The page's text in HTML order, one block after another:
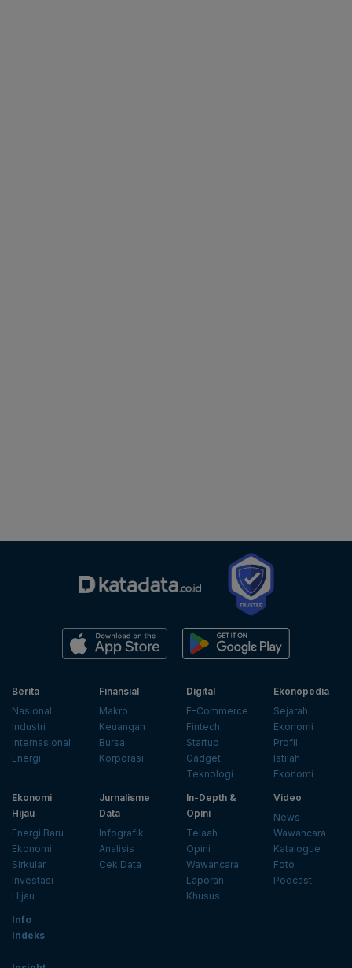
Berita
Nasional
Industri
Internasional
Energi
Finansial
Makro
Keuangan
Bursa
Korporasi
Digital
E-Commerce
Fintech
Startup
Gadget
Teknologi
Ekonopedia
Sejarah
Ekonomi
Profil
Istilah
Ekonomi
Ekonomi
Hijau
Energi Baru
Ekonomi
Sirkular
Investasi
Hijau
Jurnalisme
Data
Infografik
Analisis
Cek Data
In-Depth &
Opini
Telaah
Opini
Wawancara
Laporan
Khusus
Video
News
Wawancara
Katalogue
Foto
Podcast
Info
Indeks